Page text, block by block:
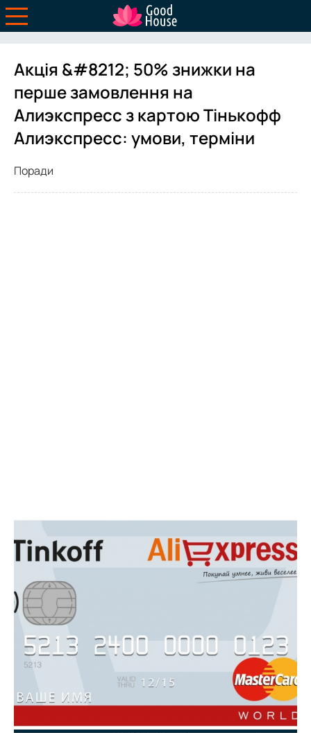
Акція &#8212; 50% знижки на
перше замовлення на
Алиэкспресс з картою Тінькофф
Алиэкспресс: умови, терміни
Поради